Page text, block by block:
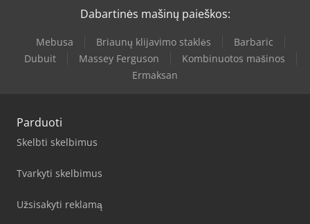
Dabartinės mašinų paieškos:
Mebusa Briaunų klijavimo staklės
Barbaric
Dubuit
Massey Ferguson
Kombinuotos mašinos
Ermaksan
Parduoti
Skelbti skelbimus
Tvarkyti skelbimus
Užsisakyti reklamą